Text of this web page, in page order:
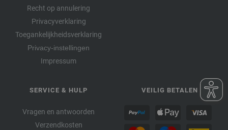
Recht op annulering
Privacyverklaring
Toegankelijkheidsverklaring
Privacy-instellingen
Impressum
SERVICE & HULP
Vragen en antwoorden
Verzendkosten
VEILIG BETALEN